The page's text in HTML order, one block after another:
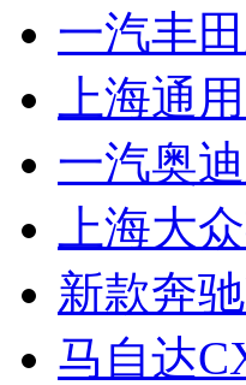
一汽丰
上海通
一汽奥
上海大
新款奔
马自达